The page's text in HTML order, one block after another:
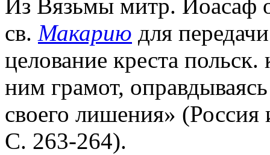
Из Вязьмы митр. Иоасаф
св. Макарию для
целование креста
ним грамот,
своего лишения»
С. 263-264).